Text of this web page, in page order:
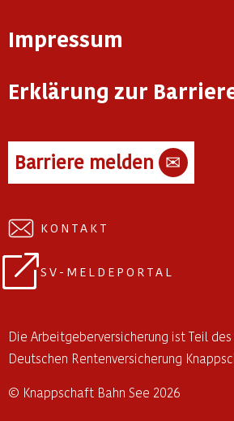
Impressum
Erklärung zur
Barriere melden ✉
KONTAKT
SV-MELDEPORTAL
Die Arbeitgeberversicherung ist Teil
Deutschen Rentenversicherung
© Knappschaft Bahn See 2026